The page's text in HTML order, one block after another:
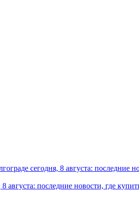
сегодня, 8 августа: последние
августа: последние новости, где